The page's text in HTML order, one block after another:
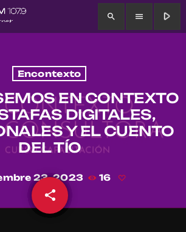
search menu play_arrow
Encontexto
EN CONTEXTO
DIGITALES,
Y EL CUENTO
DEL TÍO
23, 2023 16
share
email